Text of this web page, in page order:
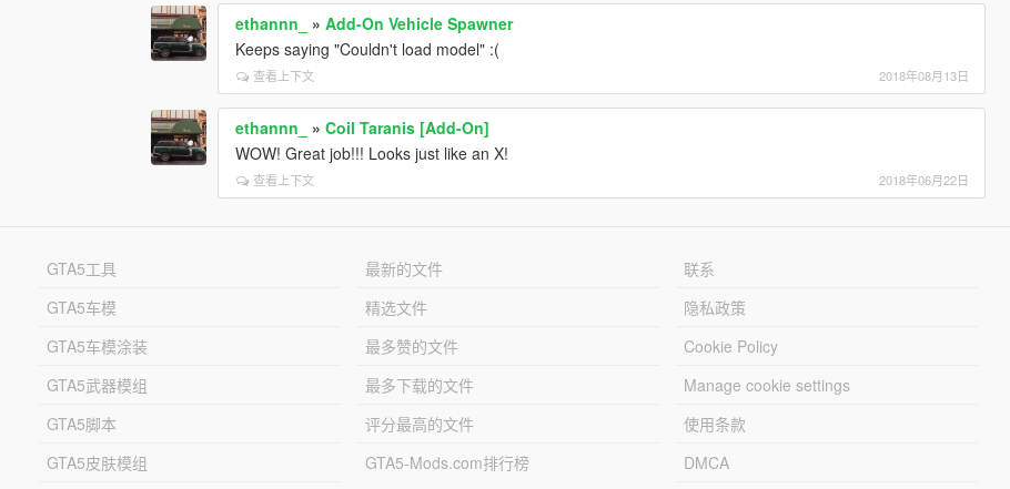
ethannn_ »Add-On Vehicle Spawner
Keeps saying "Couldn't load model" :(
查看上下文 2018年08月13日
ethannn_ »Coil Taranis [Add-On]
WOW! Great job!!! Looks just like an X!
查看上下文 2018年06月22日
GTA5工具
GTA5车模
GTA5车模涂装
GTA5武器模组
GTA5脚本
GTA5皮肤模组
最新的文件
精选文件
最多赞的文件
最多下载的文件
评分最高的文件
GTA5-Mods.com排行榜
联系
隐私政策
Cookie Policy
Manage cookie settings
使用条款
DMCA